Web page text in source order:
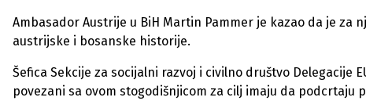
Ambasador Austrije u BiH Martin Pammer je kazao da je za
austrijske i bosanske historije.
Šefica Sekcije za socijalni razvoj i civilno društvo Delegacije
povezani sa ovom stogodišnjicom za cilj imaju da podcrtaju